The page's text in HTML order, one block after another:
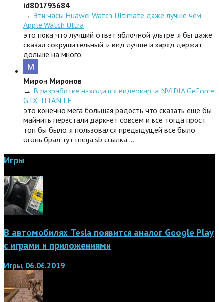
id801793684
→ Эти часы Huawei Watch Ultimate даже лучше чем
Apple Watch Ultra
это пока что лучший ответ яблочной ультре, я бы даже
сказал сокрушительный. и вид лучше и заряд держат
дольше на много
Мирон Миронов
→ В разработке находится видеокарта NVIDIA GeForce
GTX TITAN LE
это конечно мега большая радость что сказать еще бы
майнить перестали даркнет совсем и все тогда прост
топ бы было. я пользовался предыдущей все было
огонь брал тут rnega.sb ссылка.…
Игры
В автомобилях Tesla появится аналог Google Play
с играми и приложениями
Игры, 06.06.2019